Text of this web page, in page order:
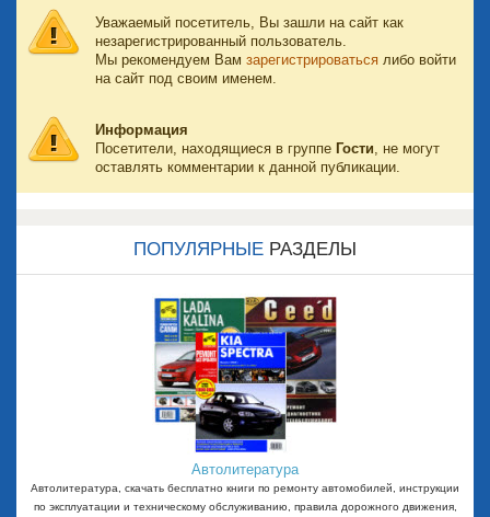
Уважаемый посетитель, Вы зашли на сайт как
незарегистрированный пользователь.
Мы рекомендуем Вам зарегистрироваться либо войти
на сайт под своим именем.
Информация
Посетители, находящиеся в группе Гости , не могут
оставлять комментарии к данной публикации.
ПОПУЛЯРНЫЕ РАЗДЕЛЫ
Автолитература
Автолитература, скачать бесплатно книги по ремонту автомобилей, инструкции
по эксплуатации и техническому обслуживанию, правила дорожного движения,